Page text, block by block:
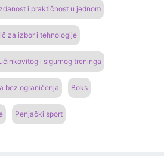
i praktičnost u jednom
za izbor i tehnologije
i sigurnog treninga
bez ograničenja Boks
Penjački sport